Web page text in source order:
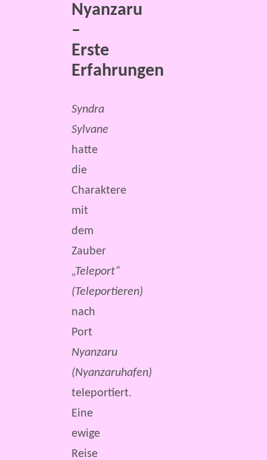
Nyanzaru
–
Erste
Erfahrungen
Syndra
Sylvane
hatte
die
Charaktere
mit
dem
Zauber
„Teleport“
(Teleportieren)
nach
Port
Nyanzaru
(Nyanzaruhafen)
teleportiert.
Eine
ewige
Reise